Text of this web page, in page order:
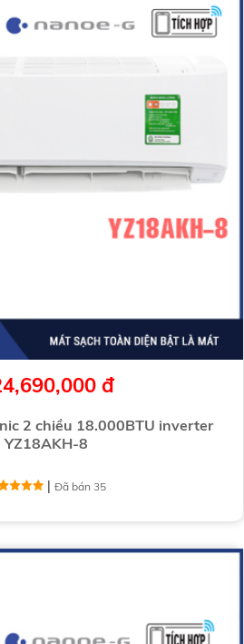
đ
2 chiều 18.000BTU inverter
YZ18AKH-8
|Đã bán 35